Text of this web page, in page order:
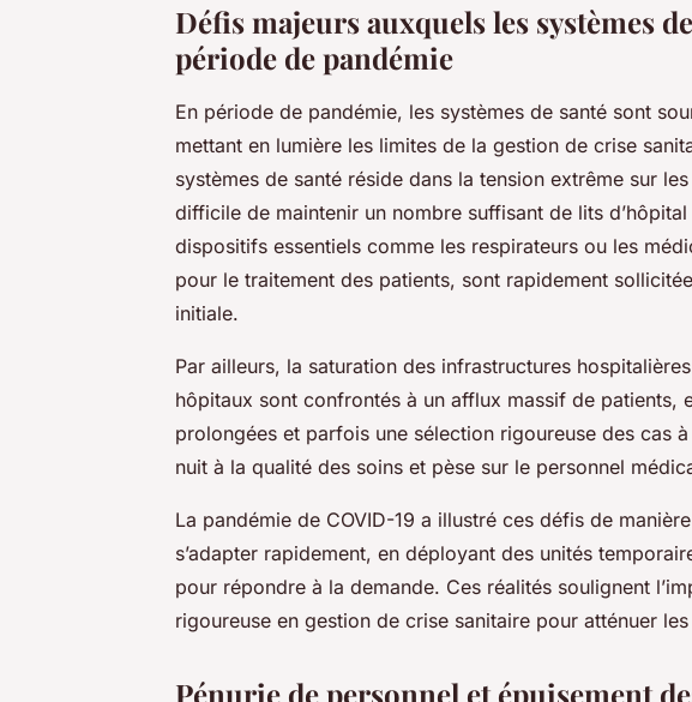
Défis majeurs auxquels les systèmes
période de pandémie
En période de pandémie, les systèmes de santé sont
mettant en lumière les limites de la gestion de crise
systèmes de santé réside dans la tension extrême sur
difficile de maintenir un nombre suffisant de lits
dispositifs essentiels comme les respirateurs ou les
pour le traitement des patients, sont rapidement
initiale.
Par ailleurs, la saturation des infrastructures
hôpitaux sont confrontés à un afflux massif de patients,
prolongées et parfois une sélection rigoureuse des cas
nuit à la qualité des soins et pèse sur le personnel
La pandémie de COVID-19 a illustré ces défis de
s’adapter rapidement, en déployant des unités
pour répondre à la demande. Ces réalités soulignent
rigoureuse en gestion de crise sanitaire pour atténuer
Pénurie de personnel et épuisement